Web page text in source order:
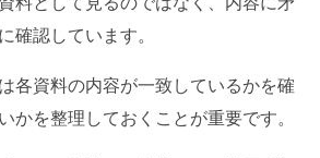
確認しています。
各資料の内容が一致しているかを確
かを整理しておくことが重要です。